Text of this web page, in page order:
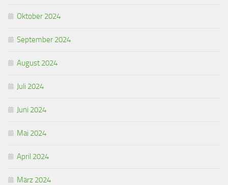
Oktober 2024
September 2024
August 2024
Juli 2024
Juni 2024
Mai 2024
April 2024
März 2024